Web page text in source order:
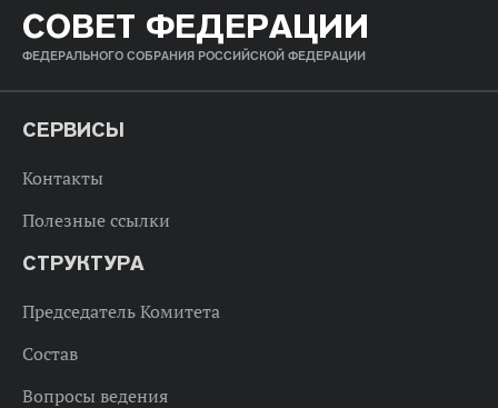
СОВЕТ ФЕДЕРАЦИИ
ФЕДЕРАЛЬНОГО СОБРАНИЯ РОССИЙСКОЙ ФЕДЕРАЦИИ
СЕРВИСЫ
Контакты
Полезные ссылки
СТРУКТУРА
Председатель Комитета
Состав
Вопросы ведения